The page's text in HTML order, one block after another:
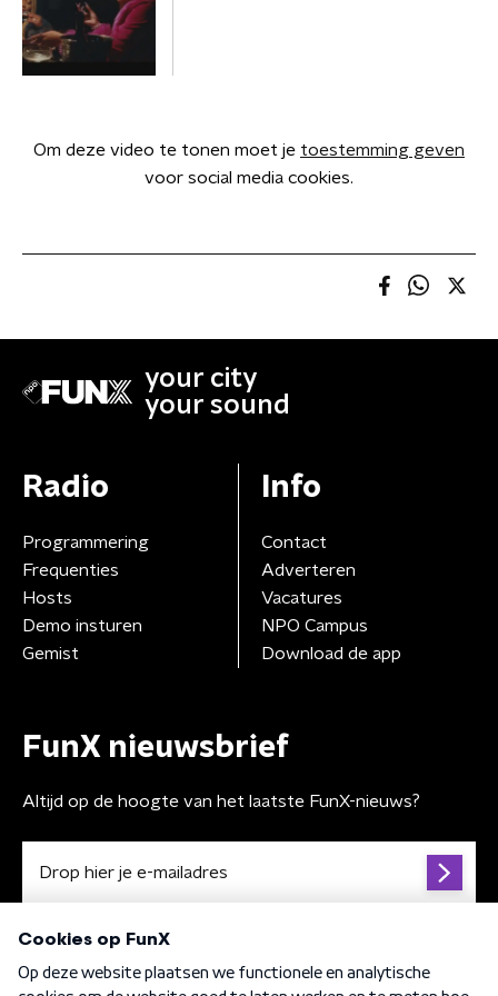
Om deze video te tonen moet je toestemming geven
voor social media cookies.
your city
your sound
Radio
Programmering
Frequenties
Hosts
Demo insturen
Gemist
Info
Contact
Adverteren
Vacatures
NPO Campus
Download de app
FunX nieuwsbrief
Altijd op de hoogte van het laatste FunX-nieuws?